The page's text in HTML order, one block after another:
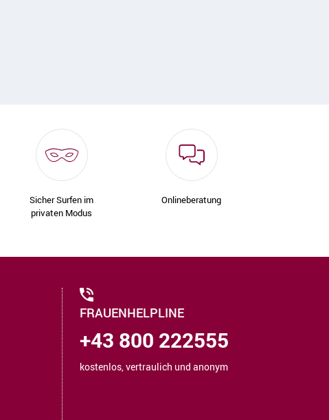
Sicher Surfen im
privaten Modus
Onlineberatung
FRAUENHELPLINE
+43 800 222555
kostenlos, vertraulich und anonym